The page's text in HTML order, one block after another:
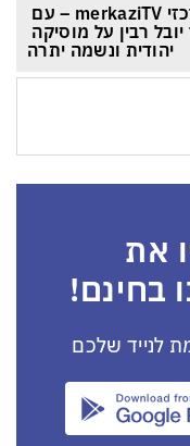
מרכזי merkaziTV – עם
רבין על מוסיקה
יהודית ונשמה יתרה
את
בחינם!
לנייד שלכם